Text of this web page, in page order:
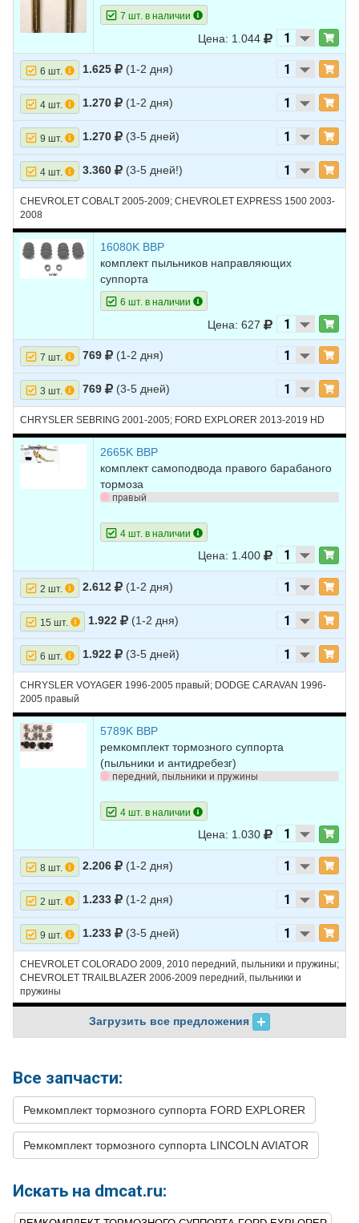
EXPLORER 1997
1996 V6 4.0L
24 FORD EXPLORER
25 FORD EXPLORER
26 LINCOLN V8 4.6L
27 LINCOLN AVIATOR 2004 V8 4.6L
28 LINCOLN V8 4.6L
7 шт. в наличии
Цена: 1.044
6 шт. 1.625 (1-2 дня)
4 шт. 1.270 (1-2 дня)
9 шт. 1.270 (3-5 дней)
4 шт. 3.360 (3-5 дней!)
CHEVROLET COBALT 2005-2009; CHEVROLET EXPRESS 1500 2003-
2008
16080K BBP
комплект пыльников направляющих
суппорта
6 шт. в наличии
Цена: 627
7 шт. 769 (1-2 дня)
3 шт. 769 (3-5 дней)
CHRYSLER SEBRING 2001-2005; FORD EXPLORER 2013-2019 HD
2665K BBP
комплект самоподвода правого барабаного
тормоза
правый
4 шт. в наличии
Цена: 1.400
2 шт. 2.612 (1-2 дня)
15 шт. 1.922 (1-2 дня)
6 шт. 1.922 (3-5 дней)
CHRYSLER VOYAGER 1996-2005 правый; DODGE CARAVAN 1996-
2005 правый
5789K BBP
ремкомплект тормозного суппорта
(пыльники и антидребезг)
передний, пыльники и пружины
4 шт. в наличии
Цена: 1.030
8 шт. 2.206 (1-2 дня)
2 шт. 1.233 (1-2 дня)
9 шт. 1.233 (3-5 дней)
CHEVROLET COLORADO 2009, 2010 передний, пыльники и пружины;
CHEVROLET TRAILBLAZER 2006-2009 передний, пыльники и
пружины
Загрузить все предложения
Все запчасти:
Ремкомплект тормозного суппорта FORD EXPLORER
Ремкомплект тормозного суппорта LINCOLN AVIATOR
Искать на dmcat.ru: